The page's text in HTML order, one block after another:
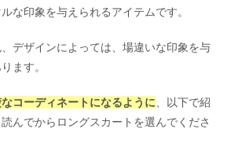
な印象を与えられるアイテムです。
デザインによっては、場違いな印象を与
ます。
コーディネートになるように 、以下で紹
んでからロングスカートを選んでくださ